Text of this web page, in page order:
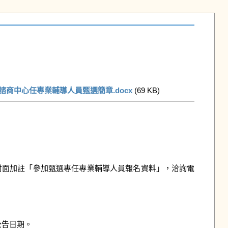
商中心任專業輔導人員甄選簡章.docx (69 KB)
加註「參加甄選專任專業輔導人員報名資料」，洽詢電
日期。